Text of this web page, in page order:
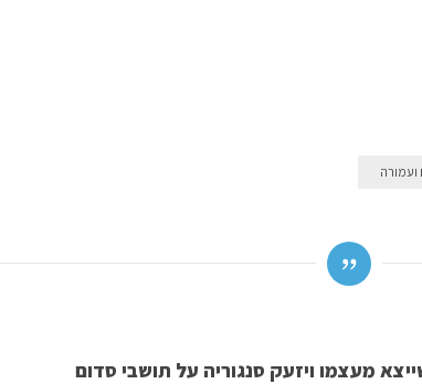
ועמורה
מעצמו ויזעק סנגוריה על תושבי סדום